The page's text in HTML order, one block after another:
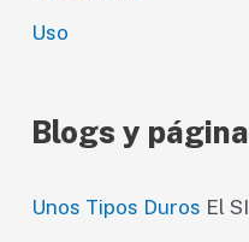
Uso
Blogs y
Unos Tipos Duros El